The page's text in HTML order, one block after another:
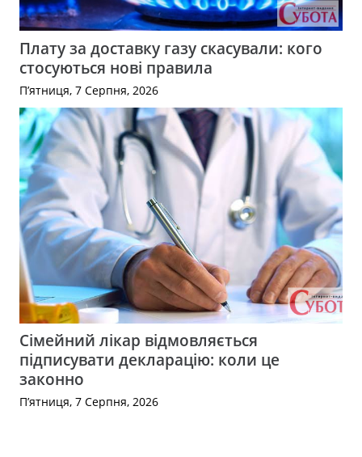
Плату за доставку газу скасували: кого
стосуються нові правила
П’ятниця, 7 Серпня, 2026
Сімейний лікар відмовляється
підписувати декларацію: коли це
законно
П’ятниця, 7 Серпня, 2026